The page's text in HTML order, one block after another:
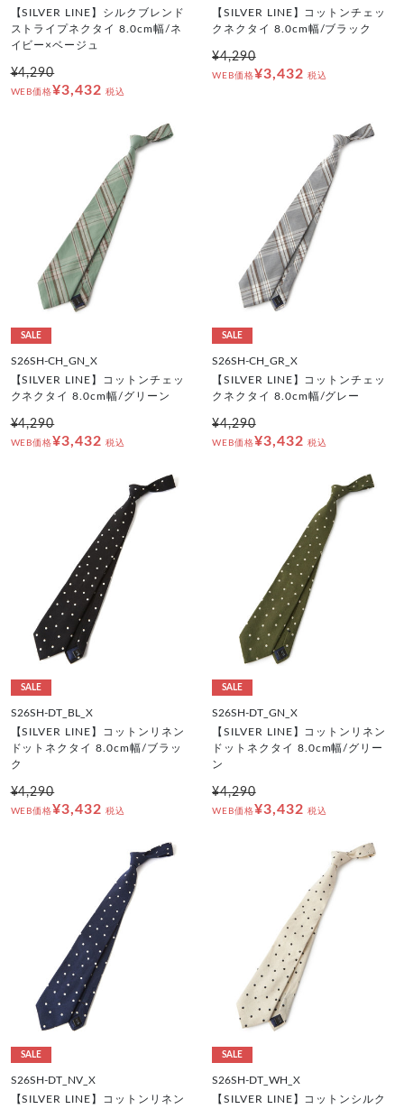
【SILVER LINE】シルクブレンド
ストライプネクタイ 8.0cm幅/ネ
イビー×ベージュ
¥4,290
WEB価格¥3,432 税込
【SILVER LINE】コットンチェッ
クネクタイ 8.0cm幅/ブラック
¥4,290
WEB価格¥3,432 税込
SALE
S26SH-CH_GN_X
【SILVER LINE】コットンチェッ
クネクタイ 8.0cm幅/グリーン
¥4,290
WEB価格¥3,432 税込
SALE
S26SH-CH_GR_X
【SILVER LINE】コットンチェッ
クネクタイ 8.0cm幅/グレー
¥4,290
WEB価格¥3,432 税込
SALE
S26SH-DT_BL_X
【SILVER LINE】コットンリネン
ドットネクタイ 8.0cm幅/ブラッ
ク
¥4,290
WEB価格¥3,432 税込
SALE
S26SH-DT_GN_X
【SILVER LINE】コットンリネン
ドットネクタイ 8.0cm幅/グリー
ン
¥4,290
WEB価格¥3,432 税込
SALE
S26SH-DT_NV_X
【SILVER LINE】コットンリネン
SALE
S26SH-DT_WH_X
【SILVER LINE】コットンシルク